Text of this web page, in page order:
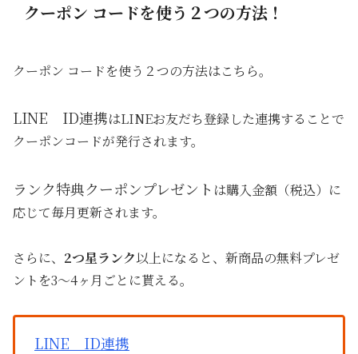
クーポン コードを使う２つの方法！
クーポン コードを使う２つの方法はこちら。
LINE ID連携はLINEお友だち登録した連携することで
クーポンコードが発行されます。
ランク特典クーポンプレゼント は購入金額（税込）に
応じて毎月更新されます。
さらに、 2つ星ランク以上になると、新商品の無料プレゼ
ントを3～4ヶ月ごとに貰える。
LINE ID連携